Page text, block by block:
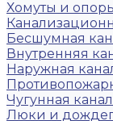
Хомуты и
Бесшумная
Внутренняя
Наружная
Чугунная
Люки и